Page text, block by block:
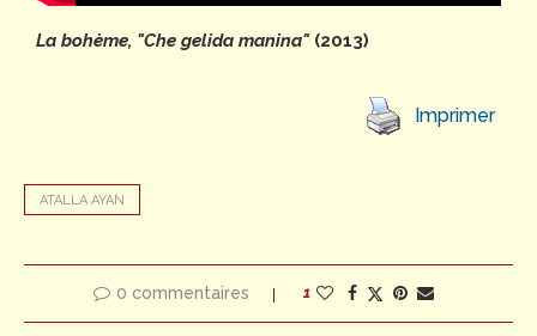
La bohème, "Che gelida manina"(2013)
Imprimer
ATALLA AYAN
0 commentaires 1